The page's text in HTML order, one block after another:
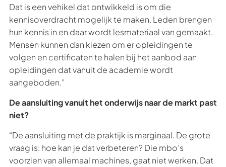
Dat is een vehikel dat ontwikkeld is om die
kennisoverdracht mogelijk te maken. Leden brengen
hun kennis in en daar wordt lesmateriaal van gemaakt.
Mensen kunnen dan kiezen om er opleidingen te
volgen en certificaten te halen bij het aanbod aan
opleidingen dat vanuit de academie wordt
aangeboden.”
De aansluiting vanuit het onderwijs naar de markt past
niet?
“De aansluiting met de praktijk is marginaal. De grote
vraag is: hoe kan je dat verbeteren? Die mbo’s
voorzien van allemaal machines, gaat niet werken. Dat